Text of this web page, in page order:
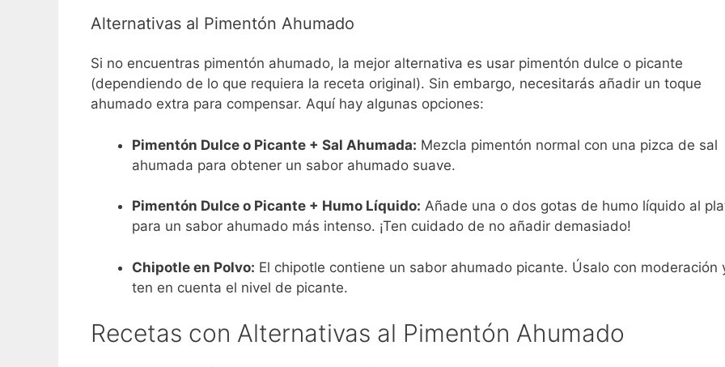
Alternativas al Pimentón Ahumado
Si no encuentras pimentón ahumado, la mejor alternativa es usar pimentón dulce o picante
(dependiendo de lo que requiera la receta original). Sin embargo, necesitarás añadir un toque
ahumado extra para compensar. Aquí hay algunas opciones:
Pimentón Dulce o Picante + Sal Ahumada: Mezcla pimentón normal con una pizca de sal
ahumada para obtener un sabor ahumado suave.
Pimentón Dulce o Picante + Humo Líquido: Añade una o dos gotas de humo líquido al
para un sabor ahumado más intenso. ¡Ten cuidado de no añadir demasiado!
Chipotle en Polvo: El chipotle contiene un sabor ahumado picante. Úsalo con moderación
ten en cuenta el nivel de picante.
Recetas con Alternativas al Pimentón Ahumado